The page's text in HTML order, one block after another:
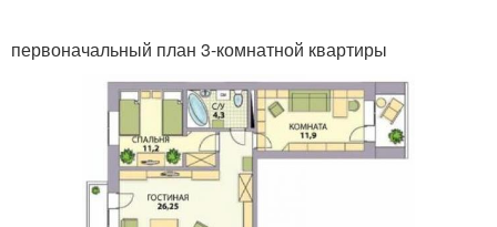
первоначальный план 3-комнатной квартиры